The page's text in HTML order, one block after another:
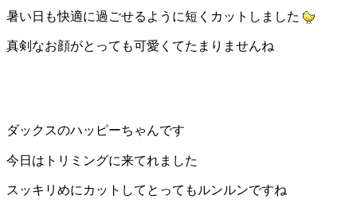
暑い日も快適に過ごせるように短くカットしました
真剣なお顔がとっても可愛くてたまりませんね
ダックスのハッピーちゃんです
今日はトリミングに来てれました
スッキリめにカットしてとってもルンルンですね